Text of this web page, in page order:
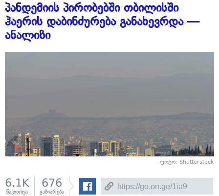
პანდემიის პირობებში თბილისში
ჰაერის დაბინძურება განახევრდა —
ანალიზი
ფოტო: Shutterstock
6.1K
წაკითხვა
676
გაზიარება